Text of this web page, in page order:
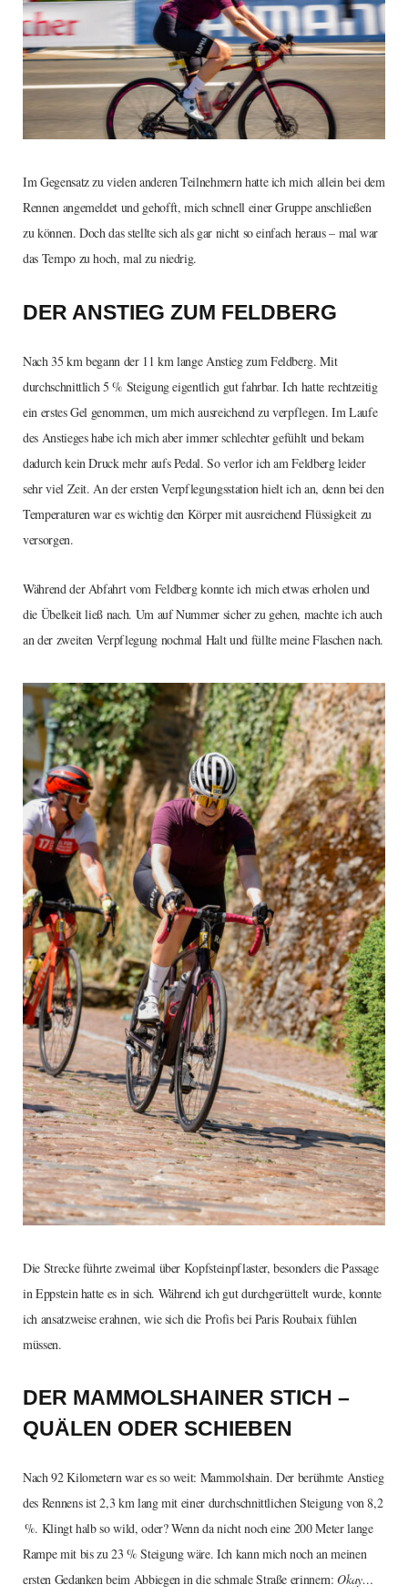
Im Gegensatz zu vielen anderen Teilnehmern hatte ich mich allein bei dem
Rennen angemeldet und gehofft, mich schnell einer Gruppe anschließen
zu können. Doch das stellte sich als gar nicht so einfach heraus – mal war
das Tempo zu hoch, mal zu niedrig.
DER ANSTIEG ZUM FELDBERG
Nach 35 km begann der 11 km lange Anstieg zum Feldberg. Mit
durchschnittlich 5 % Steigung eigentlich gut fahrbar. Ich hatte rechtzeitig
ein erstes Gel genommen, um mich ausreichend zu verpflegen. Im Laufe
des Anstieges habe ich mich aber immer schlechter gefühlt und bekam
dadurch kein Druck mehr aufs Pedal. So verlor ich am Feldberg leider
sehr viel Zeit. An der ersten Verpflegungsstation hielt ich an, denn bei den
Temperaturen war es wichtig den Körper mit ausreichend Flüssigkeit zu
versorgen.
Während der Abfahrt vom Feldberg konnte ich mich etwas erholen und
die Übelkeit ließ nach. Um auf Nummer sicher zu gehen, machte ich auch
an der zweiten Verpflegung nochmal Halt und füllte meine Flaschen nach.
Die Strecke führte zweimal über Kopfsteinpflaster, besonders die Passage
in Eppstein hatte es in sich. Während ich gut durchgerüttelt wurde, konnte
ich ansatzweise erahnen, wie sich die Profis bei Paris Roubaix fühlen
müssen.
DER MAMMOLSHAINER STICH –
QUÄLEN ODER SCHIEBEN
Nach 92 Kilometern war es so weit: Mammolshain. Der berühmte Anstieg
des Rennens ist 2,3 km lang mit einer durchschnittlichen Steigung von 8,2
%. Klingt halb so wild, oder? Wenn da nicht noch eine 200 Meter lange
Rampe mit bis zu 23 % Steigung wäre. Ich kann mich noch an meinen
ersten Gedanken beim Abbiegen in die schmale Straße erinnern:Okay…